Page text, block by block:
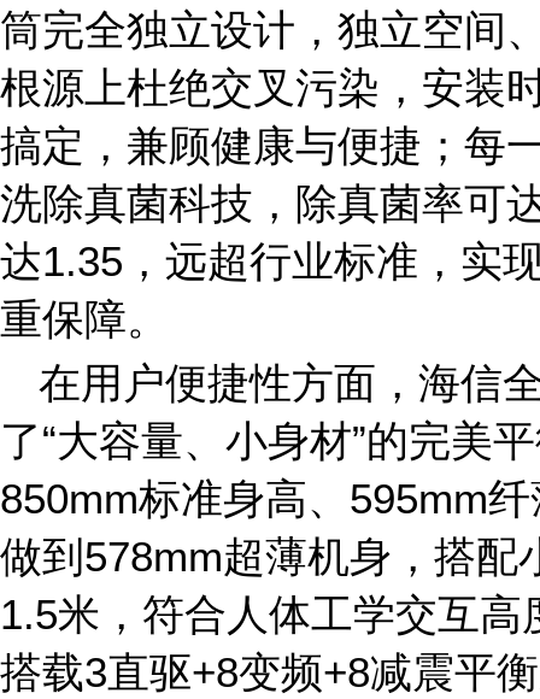
筒完全独立设计，独立空间
根源上杜绝交叉污染，安装
搞定，兼顾健康与便捷；每
洗除真菌科技，除真菌率可
达1.35，远超行业标准，实
重保障。
在用户便捷性方面，海信
了“大容量、小身材”的完美
850mm标准身高、595mm
做到578mm超薄机身，搭配
1.5米，符合人体工学交互
搭载3直驱+8变频+8减震平